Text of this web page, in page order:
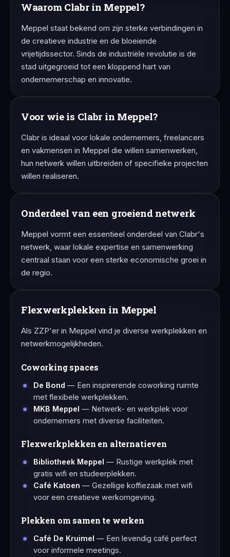
Waarom Clabr in Meppel?
Meppel staat bekend om zijn sterke verbindingen in
de creatieve industrie en de bloeiende
vrijetijdssector. Sinds de industriële revolutie is de
stad uitgegroeid tot een kloppend hart van
ondernemerschap en innovatie.
Voor wie is Clabr in Meppel?
Clabr is ideaal voor lokale ondernemers, freelancers
en vakmensen in Meppel die willen samenwerken,
hun netwerk willen uitbreiden of specifieke projecten
willen realiseren.
Onderdeel van een groeiend netwerk
Meppel vormt een essentieel onderdeel van Clabr's
netwerk, waar lokale expertise en samenwerking
centraal staan voor een sterke economische groei in
de regio.
Flexwerkplekken in Meppel
Als ZZP'er in Meppel vind je diverse werkplekken en
netwerkmogelijkheden.
Coworking spaces
De Bond — Een inspirerende coworking ruimte
met flexibele werkplekken.
MKB Meppel — Netwerk- en werkplek voor
ondernemers met diverse faciliteiten.
Flexwerkplekken en alternatieven
Bibliotheek Meppel — Rustige werkplek met
gratis wifi en studeerplekken.
Café Katoen — Gezellige koffiezaak met wifi
voor een creatieve werkomgeving.
Plekken om samen te werken
Café De Kruimel — Een levendig café perfect
voor informele meetings.